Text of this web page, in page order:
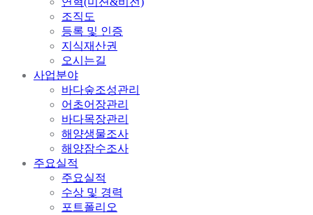
조직도
등록 및 인증
지식재산권
오시는길
사업분야
바다숲조성관리
어초어장관리
바다목장관리
해양생물조사
해양잠수조사
주요실적
주요실적
수상 및 경력
포트폴리오